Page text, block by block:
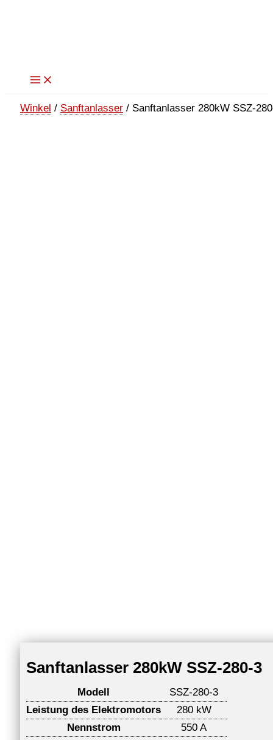
Winkel / Sanftanlasser / Sanftanlasser 280kW SSZ-
Sanftanlasser 280kW SSZ-280-3
Modell
SSZ-280-3
Leistung des Elektromotors
280 kW
Nennstrom
550 A